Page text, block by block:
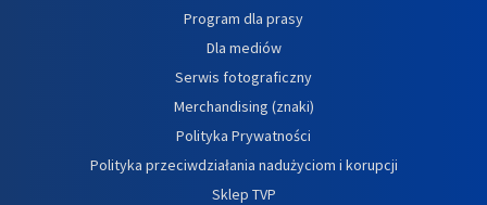
Program dla prasy
Dla mediów
Serwis fotograficzny
Merchandising (znaki)
Polityka Prywatności
Polityka przeciwdziałania nadużyciom i korupcji
Sklep TVP